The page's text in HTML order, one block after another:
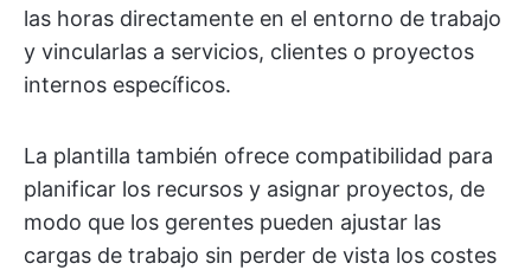
las horas directamente en el entorno de trabajo
y vincularlas a servicios, clientes o proyectos
internos específicos.
La plantilla también ofrece compatibilidad para
planificar los recursos y asignar proyectos, de
modo que los gerentes pueden ajustar las
cargas de trabajo sin perder de vista los costes